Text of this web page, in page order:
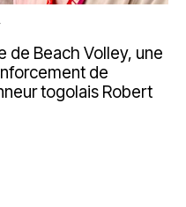
de Beach Volley, une
de
togolais Robert